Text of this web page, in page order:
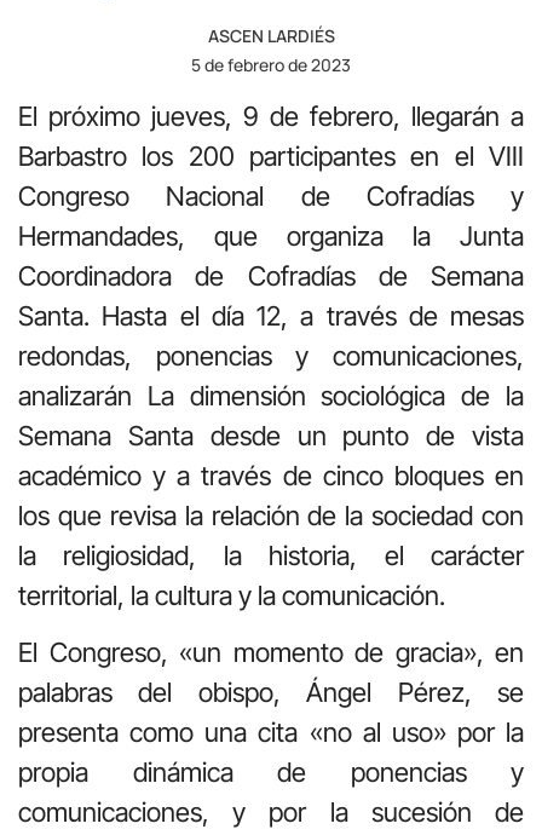
ASCEN LARDIÉS
5 de febrero de 2023
El próximo jueves, 9 de febrero, llegarán a
Barbastro los 200 participantes en el VIII
Congreso Nacional de Cofradías y
Hermandades, que organiza la Junta
Coordinadora de Cofradías de Semana
Santa. Hasta el día 12, a través de mesas
redondas, ponencias y comunicaciones,
analizarán La dimensión sociológica de la
Semana Santa desde un punto de vista
académico y a través de cinco bloques en
los que revisa la relación de la sociedad con
la religiosidad, la historia, el carácter
territorial, la cultura y la comunicación.
El Congreso, «un momento de gracia», en
palabras del obispo, Ángel Pérez, se
presenta como una cita «no al uso» por la
propia dinámica de ponencias y
comunicaciones, y por la sucesión de